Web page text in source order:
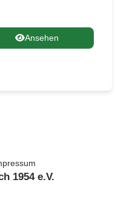
Ansehen
1954 e.V.